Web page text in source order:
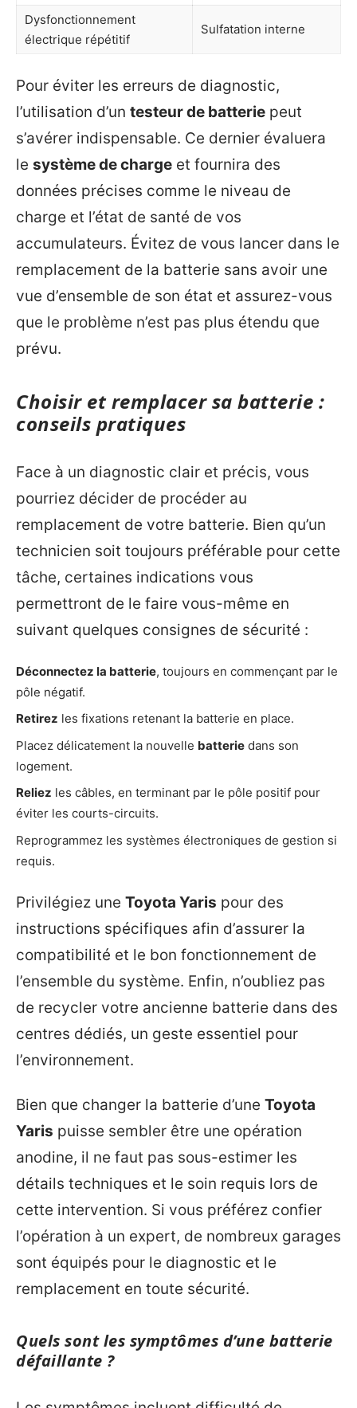
Dysfonctionnement
électrique répétitif
Sulfatation interne
Pour éviter les erreurs de diagnostic,
l’utilisation d’un testeur de batterie peut
s’avérer indispensable. Ce dernier évaluera
le système de charge et fournira des
données précises comme le niveau de
charge et l’état de santé de vos
accumulateurs. Évitez de vous lancer dans le
remplacement de la batterie sans avoir une
vue d’ensemble de son état et assurez-vous
que le problème n’est pas plus étendu que
prévu.
Choisir et remplacer sa batterie :
conseils pratiques
Face à un diagnostic clair et précis, vous
pourriez décider de procéder au
remplacement de votre batterie. Bien qu’un
technicien soit toujours préférable pour cette
tâche, certaines indications vous
permettront de le faire vous-même en
suivant quelques consignes de sécurité :
Déconnectez la batterie, toujours en commençant par le
pôle négatif.
Retirez les fixations retenant la batterie en place.
Placez délicatement la nouvelle batterie dans son
logement.
Reliez les câbles, en terminant par le pôle positif pour
éviter les courts-circuits.
Reprogrammez les systèmes électroniques de gestion si
requis.
Privilégiez une Toyota Yaris pour des
instructions spécifiques afin d’assurer la
compatibilité et le bon fonctionnement de
l’ensemble du système. Enfin, n’oubliez pas
de recycler votre ancienne batterie dans des
centres dédiés, un geste essentiel pour
l’environnement.
Bien que changer la batterie d’une Toyota
Yaris puisse sembler être une opération
anodine, il ne faut pas sous-estimer les
détails techniques et le soin requis lors de
cette intervention. Si vous préférez confier
l’opération à un expert, de nombreux garages
sont équipés pour le diagnostic et le
remplacement en toute sécurité.
Quels sont les symptômes d’une batterie
défaillante ?